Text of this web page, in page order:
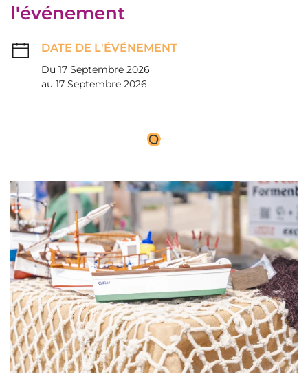
l'événement
DATE DE L'ÉVÉNEMENT
Du 17 Septembre 2026
au 17 Septembre 2026